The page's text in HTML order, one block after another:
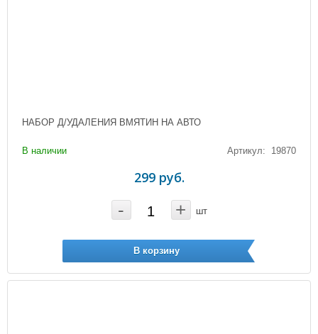
НАБОР Д/УДАЛЕНИЯ ВМЯТИН НА АВТО
В наличии Артикул: 19870
299 руб.
- + шт
В корзину